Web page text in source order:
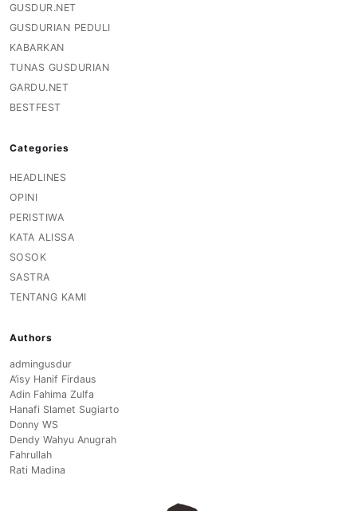
GUSDUR.NET
GUSDURIAN PEDULI
KABARKAN
TUNAS GUSDURIAN
GARDU.NET
BESTFEST
Categories
HEADLINES
OPINI
PERISTIWA
KATA ALISSA
SOSOK
SASTRA
TENTANG KAMI
Authors
admingusdur
A’isy Hanif Firdaus
Adin Fahima Zulfa
Hanafi Slamet Sugiarto
Donny WS
Dendy Wahyu Anugrah
Fahrullah
Rati Madina